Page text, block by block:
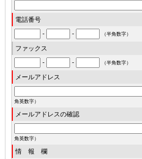
電話番号
-
- （半角数字）
ファックス
-
- （半角数字）
メールアドレス
角英数字）
メールアドレスの確認
角英数字）
情 報 欄